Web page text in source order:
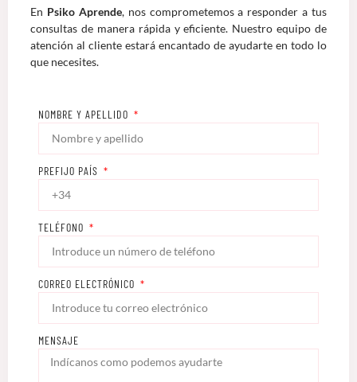
En Psiko Aprende, nos comprometemos a responder a tus
consultas de manera rápida y eficiente. Nuestro equipo de
atención al cliente estará encantado de ayudarte en todo lo
que necesites.
NOMBRE Y APELLIDO
PREFIJO PAÍS
TELÉFONO
CORREO ELECTRÓNICO
MENSAJE